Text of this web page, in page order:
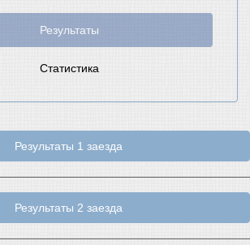
Результаты
Статистика
Результаты 1 заезда
Результаты 2 заезда